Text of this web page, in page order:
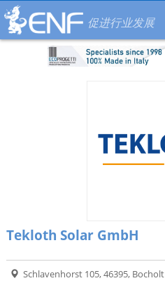
促进行业发展
Tekloth Solar GmbH
Schlavenhorst 105, 46395, Bocholt